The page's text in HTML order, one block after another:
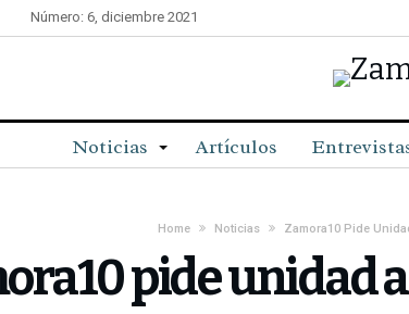
Número: 6, diciembre 2021
Noticias Artículos
Home Noticias Zamora10 Pide
pide unidad